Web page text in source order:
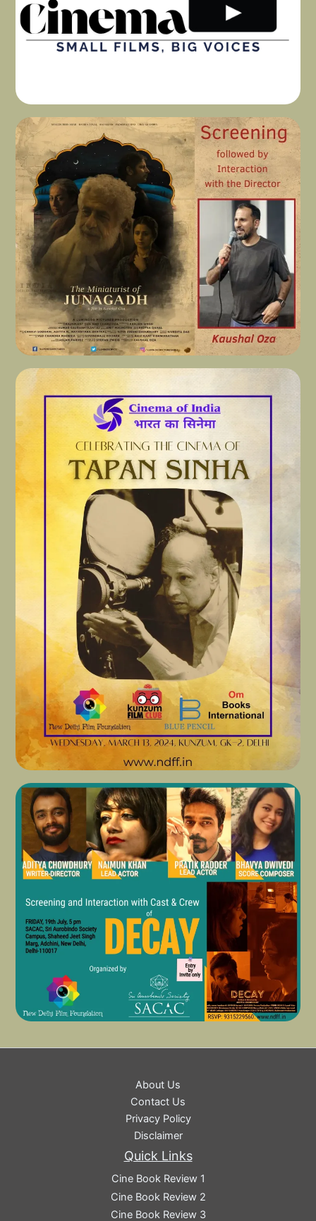
About Us
Contact Us
Privacy Policy
Disclaimer
Quick Links
Cine Book Review 1
Cine Book Review 2
Cine Book Review 3